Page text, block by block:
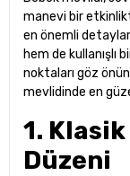
manevi bir
en önemli
hem de kullanışlı
noktaları göz
mevlidinde en
1.
Düzeni